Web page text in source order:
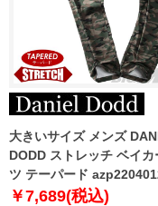
大きいサイズ メンズ
DODD ストレッチ ベイカ
ツ テーパード
￥7,689(税込)